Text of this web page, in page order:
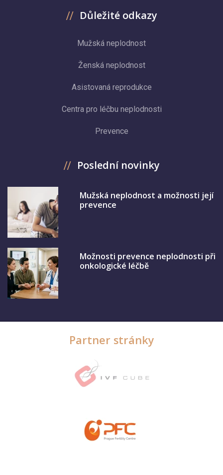
Důležité odkazy
Mužská neplodnost
Ženská neplodnost
Asistovaná reprodukce
Centra pro léčbu neplodnosti
Prevence
Poslední novinky
Mužská neplodnost a možnosti její
prevence
Možnosti prevence neplodnosti při
onkologické léčbě
Partner stránky